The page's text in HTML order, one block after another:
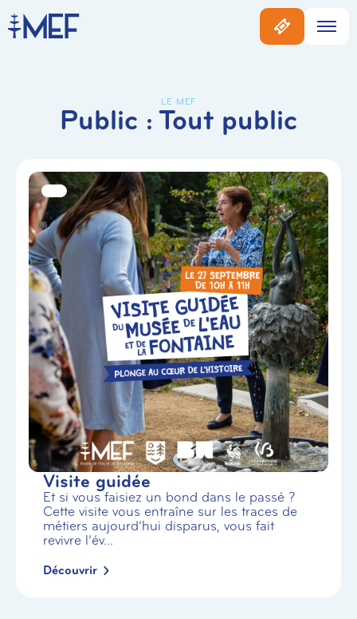
LE MEF
Public : Tout public
Visite guidée
Et si vous faisiez un bond dans le passé ?
Cette visite vous entraîne sur les traces de
métiers aujourd’hui disparus, vous fait
revivre l’év...
Découvrir